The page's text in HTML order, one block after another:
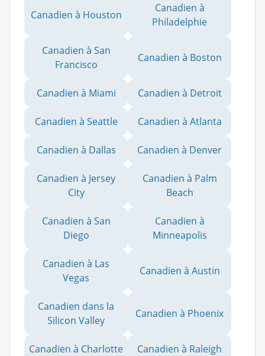
Canadien à Houston
Canadien à
Philadelphie
Canadien à San
Francisco
Canadien à Boston
Canadien à Miami Canadien à Detroit
Canadien à Seattle Canadien à Atlanta
Canadien à Dallas Canadien à Denver
Canadien à Jersey
City
Canadien à Palm
Beach
Canadien à San
Diego
Canadien à
Minneapolis
Canadien à Las
Vegas
Canadien à Austin
Canadien dans la
Silicon Valley
Canadien à Phoenix
Canadien à Charlotte Canadien à Raleigh